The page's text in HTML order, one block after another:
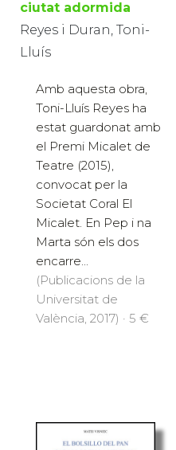
ciutat adormida
Reyes i Duran, Toni-
Lluís
Amb aquesta obra,
Toni-Lluís Reyes ha
estat guardonat amb
el Premi Micalet de
Teatre (2015),
convocat per la
Societat Coral El
Micalet. En Pep i na
Marta són els dos
encarre...
(Publicacions de la
Universitat de
València, 2017) · 5 €